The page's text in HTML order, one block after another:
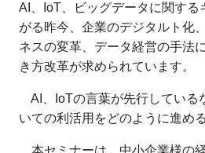
AI、IoT、ビッグデータに関する
がる昨今、企業のデジタルト化
ネスの変革、データ経営の手法
き方改革が求められています。
AI、IoTの言葉が先行している
いての利活用をどのように進め
本セミナーは、中小企業様の